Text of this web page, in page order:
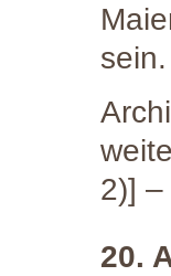
sein.
2)]
20.